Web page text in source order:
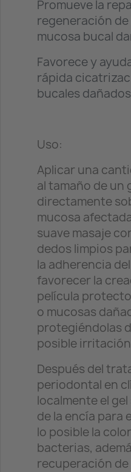
Promueve la
regeneración de
mucosa bucal
Favorece y
rápida
bucales
Uso:
Aplicar una
al tamaño de un
directamente
mucosa
suave masaje
dedos limpios
la adherencia
favorecer la
película
o mucosas
protegiéndolas
posible
Después del
periodontal en
localmente el
de la encía para
lo posible la
bacterias,
recuperación